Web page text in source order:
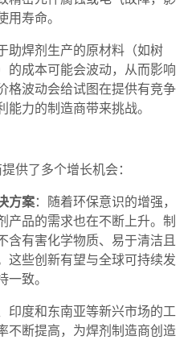
寿命。
助焊剂生产的原材料（如树
的成本可能会波动，从而影响
格波动会给试图在提供有竞争
力的制造商带来挑战。
供了多个增长机会：
方案：随着环保意识的增强，
产品的需求也在不断上升。制
含有害化学物质、易于清洁且
这些创新有望与全球可持续发
致。
印度和东南亚等新兴市场的工
不断提高，为焊剂制造商创造